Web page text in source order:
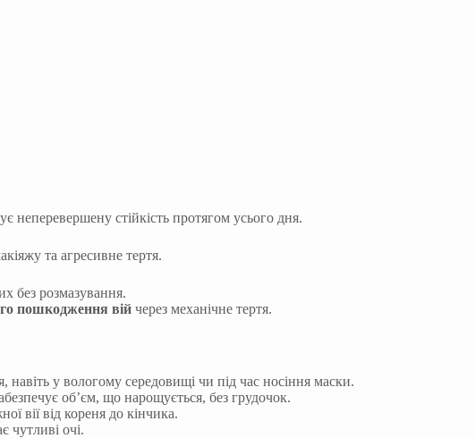
неперевершену стійкість протягом усього дня.
та агресивне тертя.
без розмазування.
пошкодження вій через механічне тертя.
навіть у вологому середовищі чи під час носіння маски.
об’єм, що нарощується, без грудочок.
вії від кореня до кінчика.
чутливі очі.